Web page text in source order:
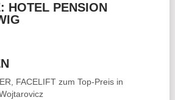
HOTEL PENSION
FACELIFTzum Top-Preis in